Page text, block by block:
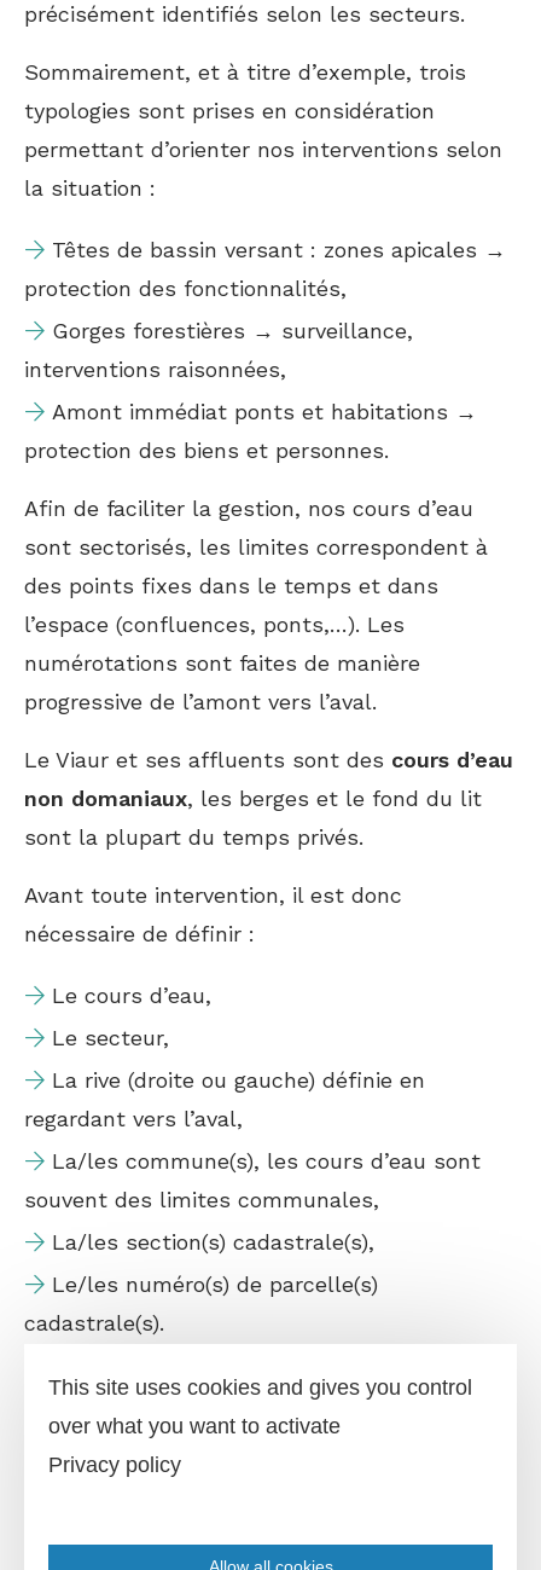
précisément identifiés selon les secteurs.
Sommairement, et à titre d’exemple, trois
typologies sont prises en considération
permettant d’orienter nos interventions selon
la situation :
Têtes de bassin versant : zones apicales →
protection des fonctionnalités,
Gorges forestières → surveillance,
interventions raisonnées,
Amont immédiat ponts et habitations →
protection des biens et personnes.
Afin de faciliter la gestion, nos cours d’eau
sont sectorisés, les limites correspondent à
des points fixes dans le temps et dans
l’espace (confluences, ponts,…). Les
numérotations sont faites de manière
progressive de l’amont vers l’aval.
Le Viaur et ses affluents sont des cours d’eau
non domaniaux, les berges et le fond du lit
sont la plupart du temps privés.
Avant toute intervention, il est donc
nécessaire de définir :
Le cours d’eau,
Le secteur,
La rive (droite ou gauche) définie en
regardant vers l’aval,
La/les commune(s), les cours d’eau sont
souvent des limites communales,
La/les section(s) cadastrale(s),
Le/les numéro(s) de parcelle(s)
cadastrale(s).
Pour permettre le montage de dossiers
annuels, des échanges sont régulièrement
organisés sur le terrain avec les propriétaires
This site uses cookies and gives you control
over what you want to activate
Privacy policy